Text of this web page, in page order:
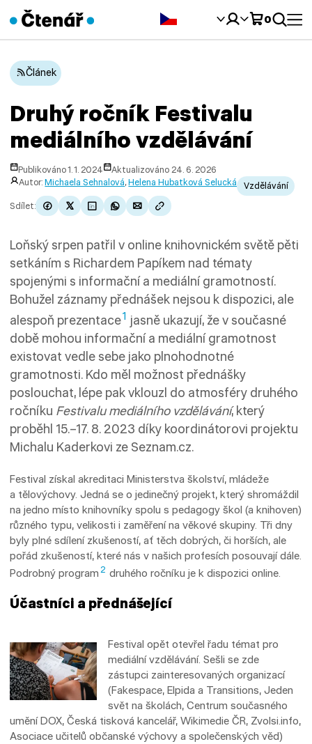
0
Článek
Druhý ročník Festivalu
mediálního vzdělávání
Publikováno 1. 1. 2024
Aktualizováno 24. 6. 2026
Autor:Michaela Sehnalová,Helena Hubatková Selucká
Vzdělávání
Sdílet:
Loňský srpen patřil v online knihovnickém světě pěti
setkáním s Richardem Papíkem nad tématy
spojenými s informační a mediální gramotností.
Bohužel záznamy přednášek nejsou k dispozici, ale
alespoň prezentace1 jasně ukazují, že v současné
době mohou informační a mediální gramotnost
existovat vedle sebe jako plnohodnotné
gramotnosti. Kdo měl možnost přednášky
poslouchat, lépe pak vklouzl do atmosféry druhého
ročníku Festivalu mediálního vzdělávání, který
proběhl 15.–17. 8. 2023 díky koordinátorovi projektu
Michalu Kaderkovi ze Seznam.cz.
Festival získal akreditaci Ministerstva školství, mládeže
a tělovýchovy. Jedná se o jedinečný projekt, který shromáždil
na jedno místo knihovníky spolu s pedagogy škol (a knihoven)
různého typu, velikosti i zaměření na věkové skupiny. Tři dny
byly plné sdílení zkušeností, ať těch dobrých, či horších, ale
pořád zkušeností, které nás v našich profesích posouvají dále.
Podrobný program 2 druhého ročníku je k dispozici online.
Účastníci a přednášející
Festival opět otevřel řadu témat pro
mediální vzdělávání. Sešli se zde
zástupci zainteresovaných organizací
(Fakespace, Elpida a Transitions, Jeden
svět na školách, Centrum současného
umění DOX, Česká tisková kancelář, Wikimedie ČR, Zvolsi.info,
Asociace učitelů občanské výchovy a společenských věd)